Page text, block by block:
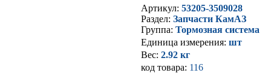
Артикул: 53205-3509028
Раздел: Запчасти КамАЗ
Группа: Тормозная система
Единица измерения: шт
Вес: 2.92 кг
код товара: 116